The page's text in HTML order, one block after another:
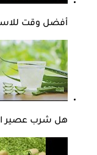
أفضل وقت
هل شرب عصير